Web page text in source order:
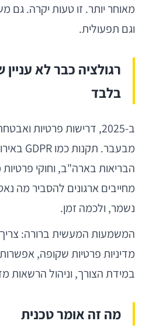
מאוחר יותר. זו טעות יקרה. גם
וגם תפעולית.
רגולציה כבר לא עניין
בלבד
ב-2025, דרישות פרטיות
הבריאות בארה"ב, וחוקי פרטיות
מחייבים ארגונים להסביר מה
נשמר, ולכמה זמן.
המשמעות המעשית ברורה: צריך
מדיניות פרטיות שקופה,
במידת הצורך, וניהול הרשאות
מה זה אומר טכנית